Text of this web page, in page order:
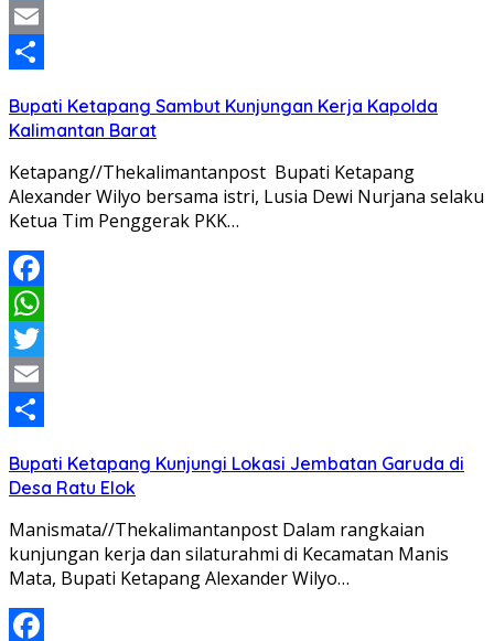
Twitter
Email
Bupati Ketapang Sambut Kunjungan Kerja Kapolda
Kalimantan Barat
Ketapang//Thekalimantanpost Bupati Ketapang
Alexander Wilyo bersama istri, Lusia Dewi Nurjana selaku
Ketua Tim Penggerak PKK…
Facebook
WhatsApp
Twitter
Email
Bupati Ketapang Kunjungi Lokasi Jembatan Garuda di
Desa Ratu Elok
Manismata//Thekalimantanpost Dalam rangkaian
kunjungan kerja dan silaturahmi di Kecamatan Manis
Mata, Bupati Ketapang Alexander Wilyo…